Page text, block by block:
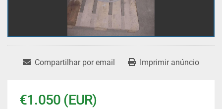
Compartilhar por email Imprimir anúncio
€1.050 (EUR)